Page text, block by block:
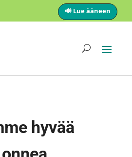
hyvää
🔊 Lue ääneen